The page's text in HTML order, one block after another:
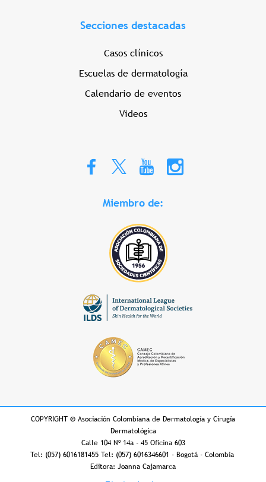
Secciones destacadas
Casos clínicos
Escuelas de dermatología
Calendario de eventos
Videos
Miembro de:
COPYRIGHT © Asociación Colombiana de Dermatología y Cirugía
Dermatológica
Calle 104 Nº 14a - 45 Oficina 603
Tel: (057) 6016181455 Tel: (057) 6016346601 - Bogotá - Colombia
Editora: Joanna Cajamarca